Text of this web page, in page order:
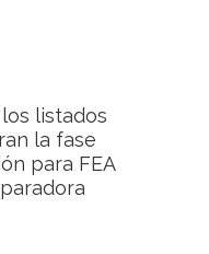
los listados
la fase
para FEA